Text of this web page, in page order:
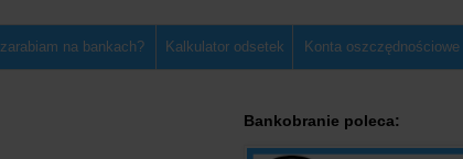
zarabiam na bankach? Kalkulator odsetek Konta oszczędnościowe
Bankobranie poleca: